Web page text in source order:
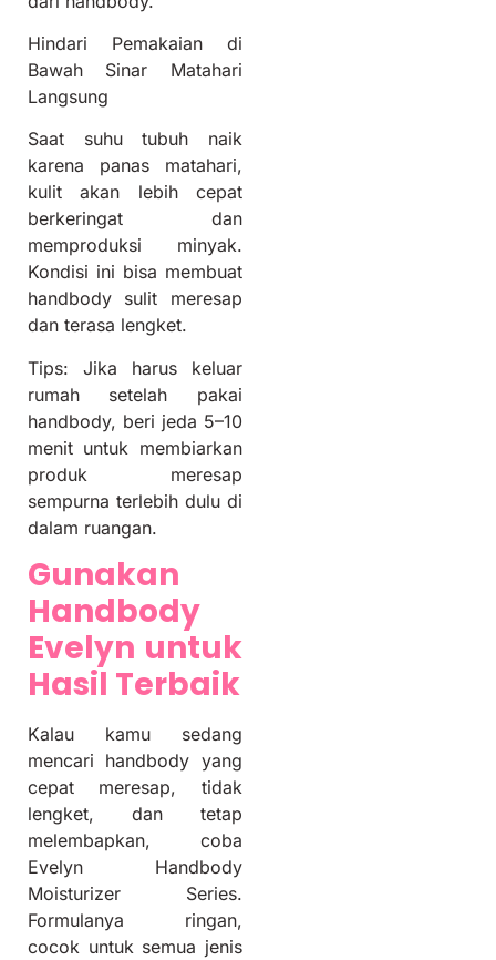
Hindari Pemakaian di
Bawah Sinar Matahari
Langsung
Saat suhu tubuh naik
karena panas matahari,
kulit akan lebih cepat
berkeringat dan
memproduksi minyak.
Kondisi ini bisa membuat
handbody sulit meresap
dan terasa lengket.
Tips: Jika harus keluar
rumah setelah pakai
handbody, beri jeda 5–10
menit untuk membiarkan
produk meresap
sempurna terlebih dulu di
dalam ruangan.
Gunakan
Handbody
Evelyn untuk
Hasil Terbaik
Kalau kamu sedang
mencari handbody yang
cepat meresap, tidak
lengket, dan tetap
melembapkan, coba
Evelyn Handbody
Moisturizer Series.
Formulanya ringan,
cocok untuk semua jenis